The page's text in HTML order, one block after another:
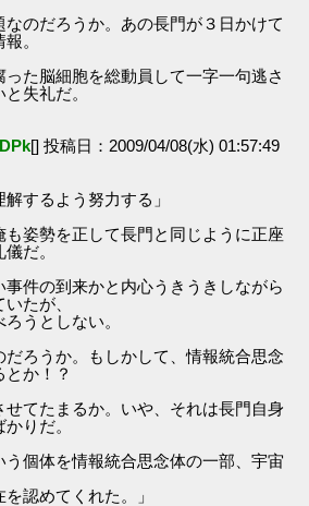
なのだろうか。あの長門が３日かけて
。
った脳細胞を総動員して一字一句逃さ
失礼だ。
[] 投稿日：2009/04/08(水) 01:57:49
解するよう努力する」
も姿勢を正して長門と同じように正座
だ。
事件の到来かと内心うきうきしながら
たが、
うとしない。
だろうか。もしかして、情報統合思念
か！？
せてたまるか。いや、それは長門自身
りだ。
う個体を情報統合思念体の一部、宇宙
認めてくれた。」